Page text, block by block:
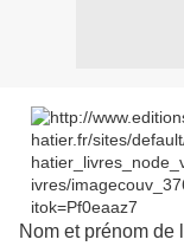
Nom et prénom de